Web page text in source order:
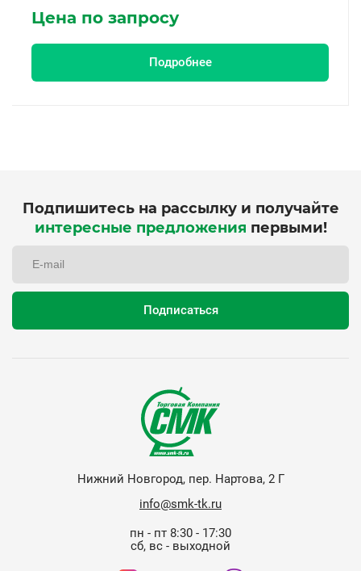
Цена по запросу
Подробнее
Подпишитесь на рассылку и получайте
интересные предложения первыми!
Нижний Новгород, пер. Нартова, 2 Г
info@smk-tk.ru
пн - пт 8:30 - 17:30
сб, вс - выходной